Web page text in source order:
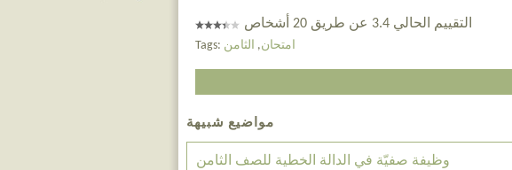
التقييم الحالي 3.4 عن طريق 20 أشخاص
Tags: امتحان, الثامن
مواضيع شبيهة
وظيفة صفيّة في الدالة الخطية للصف الثامن